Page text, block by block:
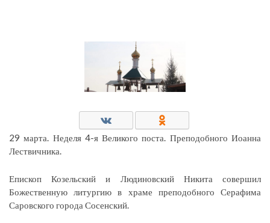
29 марта. Неделя 4-я Великого поста. Преподобного Иоанна
Лествичника.
Епископ Козельский и Людиновский Никита совершил
Божественную литургию в храме преподобного Серафима
Саровского города Сосенский.